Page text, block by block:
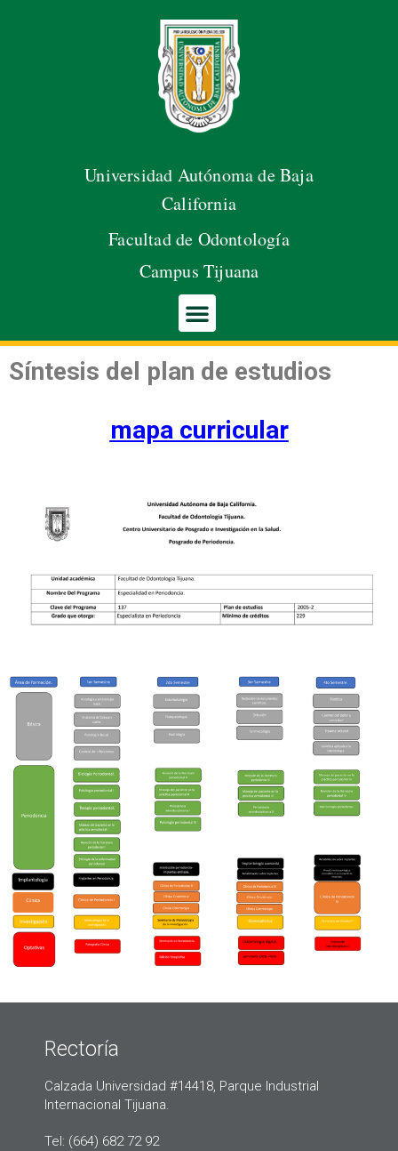
Abrir barra de herramientas
Universidad Autónoma de Baja
California
Facultad de Odontología
Campus Tijuana
Síntesis del plan de estudios
mapa curricular
Rectoría
Calzada Universidad #14418, Parque Industrial
Internacional Tijuana.
Tel: (664) 682 72 92